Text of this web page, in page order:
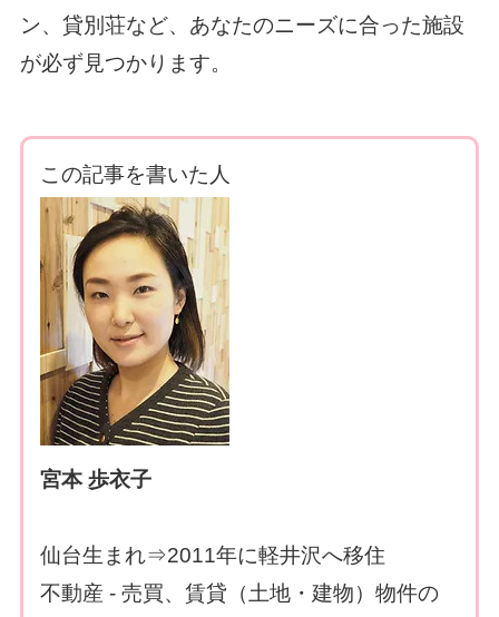
ン、貸別荘など、あなたのニーズに合った施設
が必ず見つかります。
この記事を書いた人
宮本 歩衣子
仙台生まれ⇒2011年に軽井沢へ移住
不動産 - 売買、賃貸（土地・建物）物件の